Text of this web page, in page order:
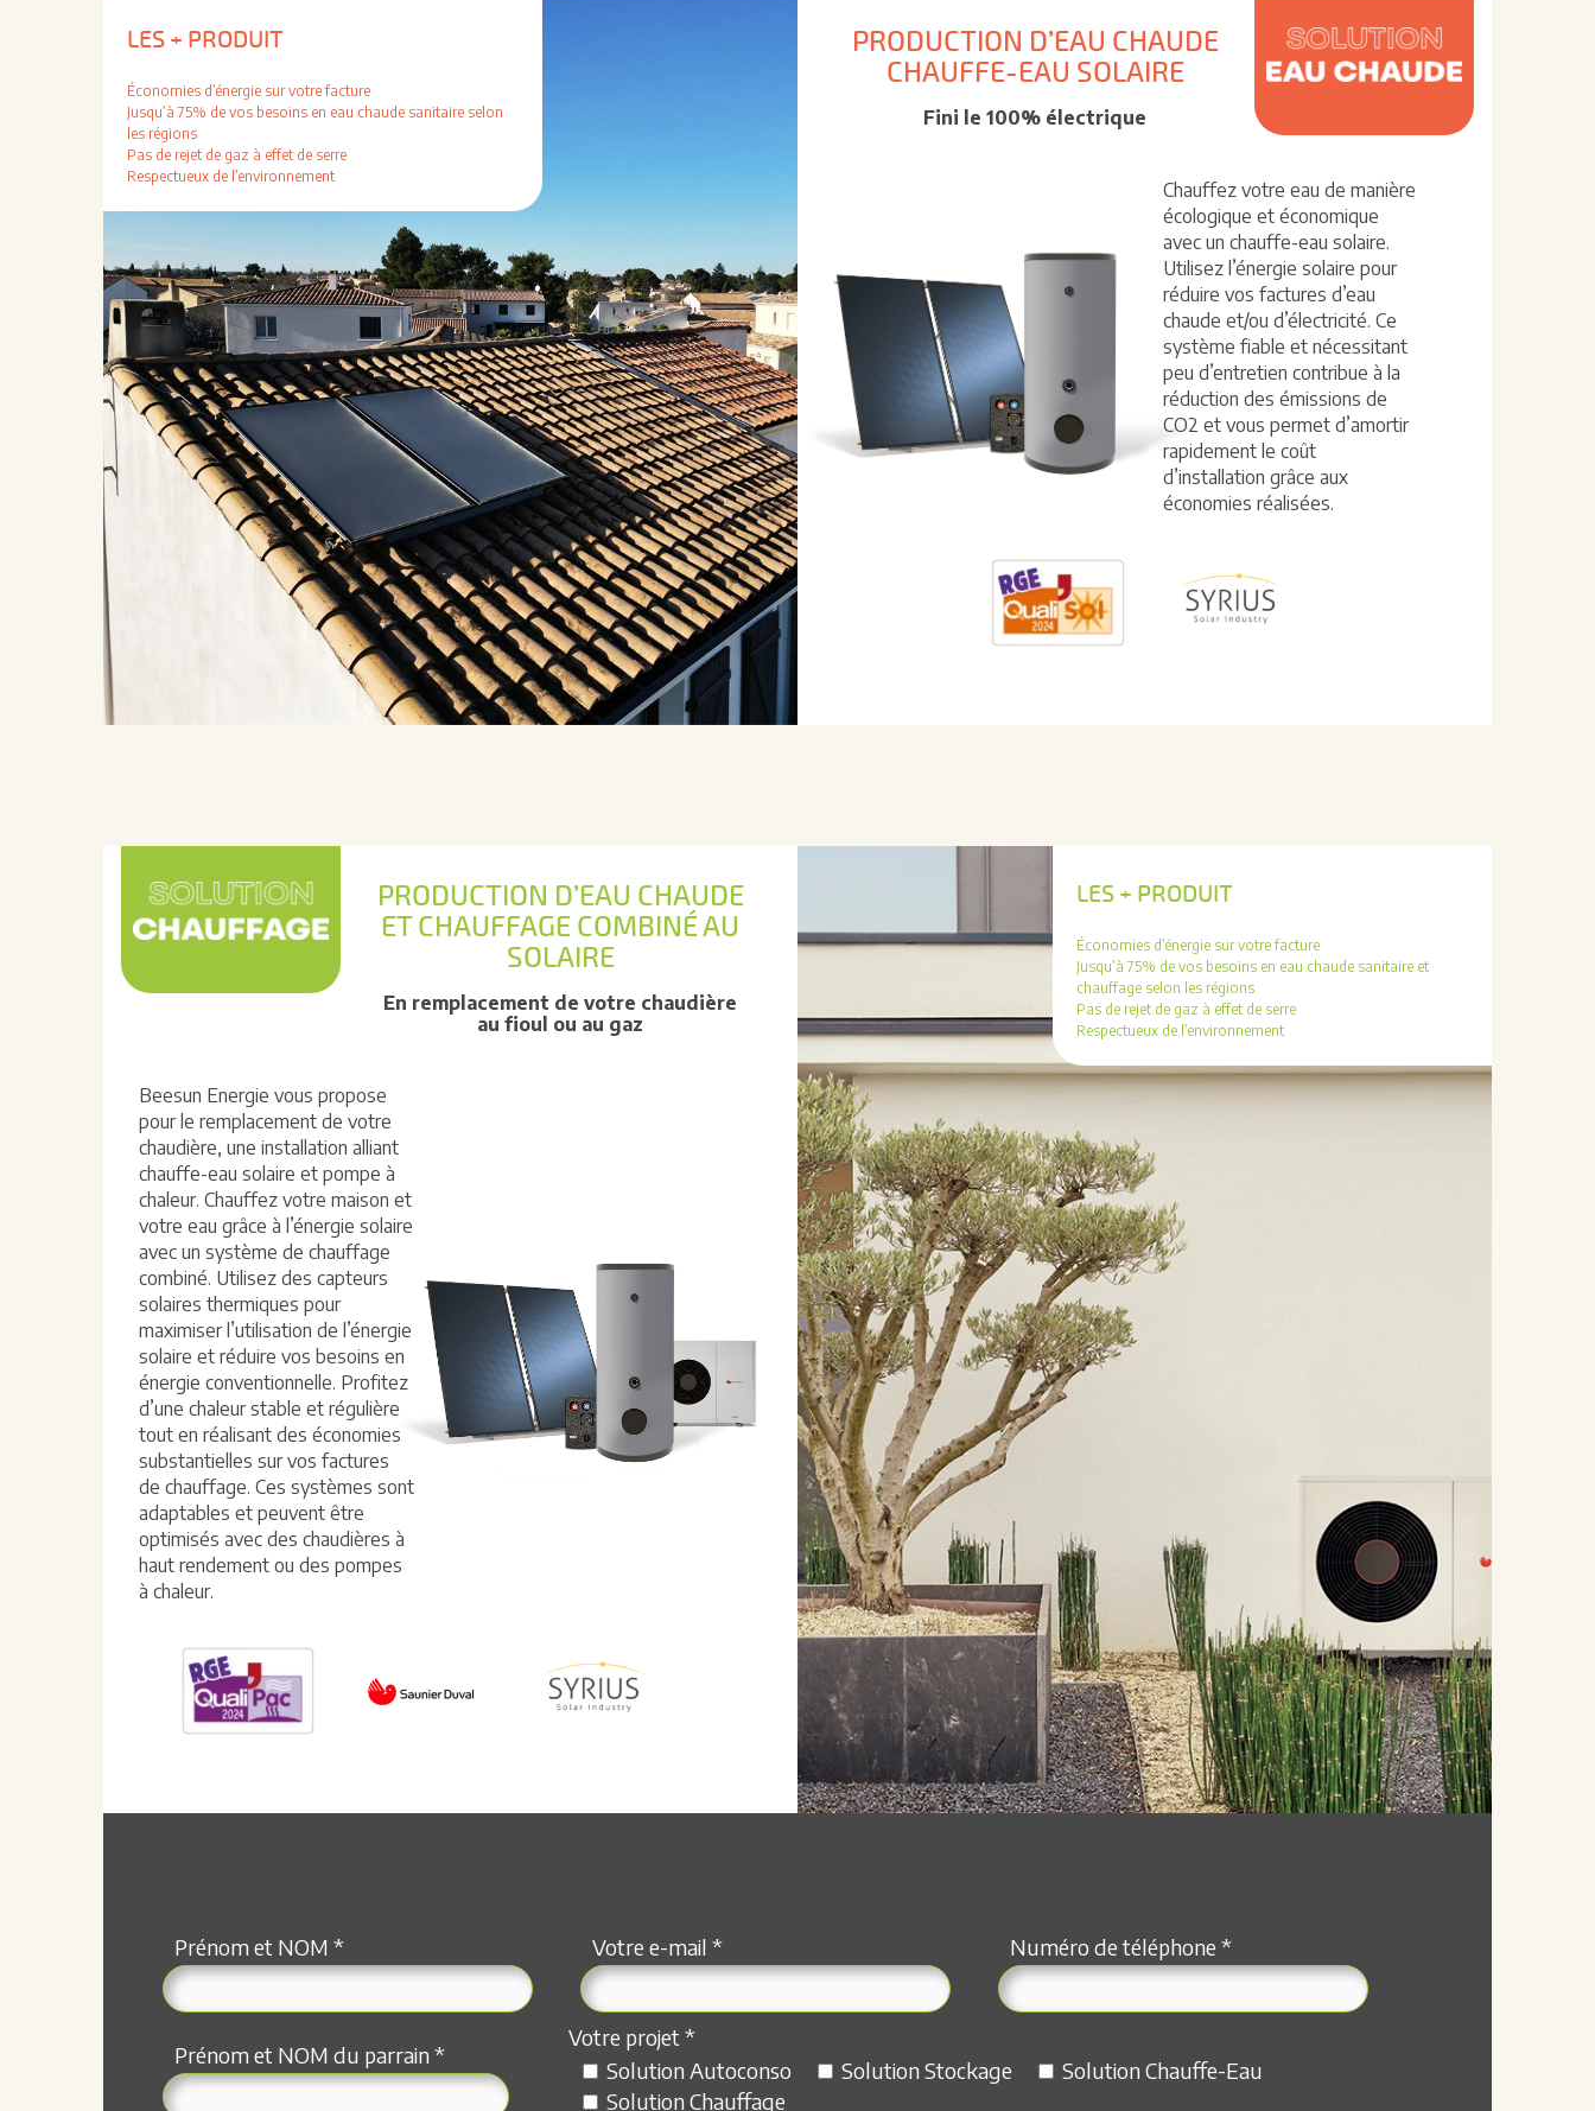
LES + PRODUIT
Économies d’énergie sur votre facture
Jusqu’à 75% de vos besoins en eau chaude sanitaire selon
les régions
Pas de rejet de gaz à effet de serre
Respectueux de l’environnement
PRODUCTION D’EAU CHAUDE
CHAUFFE-EAU SOLAIRE
Fini le 100% électrique
Chauffez votre eau de manière
écologique et économique
avec un chauffe-eau solaire.
Utilisez l’énergie solaire pour
réduire vos factures d’eau
chaude et/ou d’électricité. Ce
système fiable et nécessitant
peu d’entretien contribue à la
réduction des émissions de
CO2 et vous permet d’amortir
rapidement le coût
d’installation grâce aux
économies réalisées.
PRODUCTION D’EAU CHAUDE
ET CHAUFFAGE COMBINÉ AU
SOLAIRE
En remplacement de votre chaudière
au fioul ou au gaz
Beesun Energie vous propose
pour le remplacement de votre
chaudière, une installation alliant
chauffe-eau solaire et pompe à
chaleur. Chauffez votre maison et
votre eau grâce à l’énergie solaire
avec un système de chauffage
combiné. Utilisez des capteurs
solaires thermiques pour
maximiser l’utilisation de l’énergie
solaire et réduire vos besoins en
énergie conventionnelle. Profitez
d’une chaleur stable et régulière
tout en réalisant des économies
substantielles sur vos factures
de chauffage. Ces systèmes sont
adaptables et peuvent être
optimisés avec des chaudières à
haut rendement ou des pompes
à chaleur.
LES + PRODUIT
Économies d’énergie sur votre facture
Jusqu’à 75% de vos besoins en eau chaude sanitaire et
chauffage selon les régions
Pas de rejet de gaz à effet de serre
Respectueux de l’environnement
Prénom et NOM * Votre e-mail * Numéro de téléphone *
Prénom et NOM du parrain *
Votre projet *
Solution Autoconso
Solution Stockage
Solution Chauffe-Eau
Solution Chauffage